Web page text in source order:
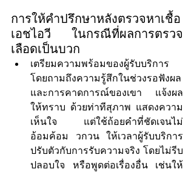
การให้คำปรึกษาหลังตรวจหาเชื้อ
เอชไอวี ในกรณีที่ผลการตรวจ
เลือดเป็นบวก
เตรียมความพร้อมของผู้รับบริการ
โดยถามถึงความรู้สึกในช่วงรอฟังผล
และการคาดการณ์ของเขา แจ้งผล
ให้ทราบ ด้วยท่าทีสุภาพ แสดงความ
เห็นใจ แต่ใช้ถ้อยคำที่ชัดเจนไม่
อ้อมค้อม วกวน ให้เวลาผู้รับบริการ
ปรับตัวกับการรับความจริง โดยไม่รีบ
ปลอบใจ หรือพูดต่อเรื่องอื่น เช่นให้